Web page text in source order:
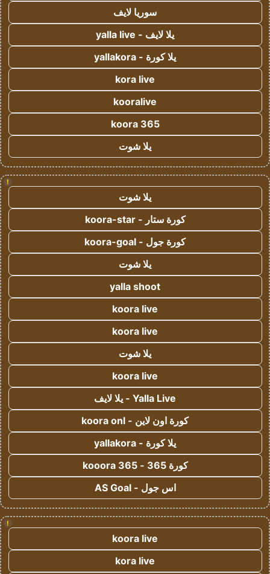
سوريا لايف
يلا لايف - yalla live
يلا كورة - yallakora
kora live
kooralive
koora 365
يلا شوت
!
يلا شوت
كورة ستار - koora-star
كورة جول - koora-goal
يلا شوت
yalla shoot
koora live
koora live
يلا شوت
koora live
Yalla Live - يلا لايف
كورة اون لاين - koora onl
يلا كورة - yallakora
كورة 365 - kooora 365
اس جول - AS Goal
!
koora live
kora live